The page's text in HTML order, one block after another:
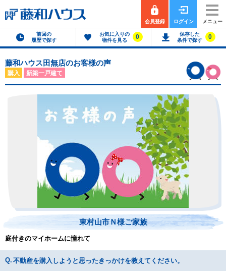
会員登録 ログイン メニュー
前回の
履歴で探す
お気に入りの
物件を見る
0
保存した
条件で探す
0
藤和ハウス田無店のお客様の声
購入 新築一戸建て
東村山市Ｎ様ご家族
庭付きのマイホームに憧れて
不動産を購入しようと思ったきっかけを教えてください。